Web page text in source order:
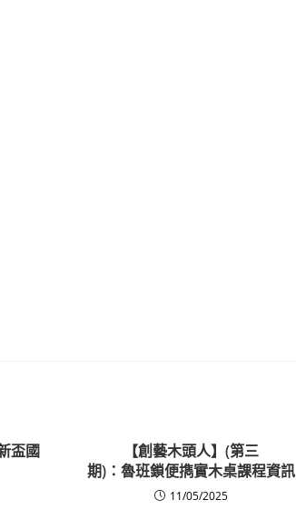
盃國
【創藝木頭人】(第三
期)：魯班鎖便擕實木桌課程資訊
11/05/2025